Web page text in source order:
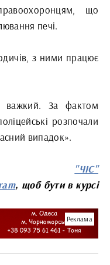
що
печі.
з ними працює
важкий. За фактом
розпочали
випадок».
"ЧІС"
, щоб бути в курсі
Реклама